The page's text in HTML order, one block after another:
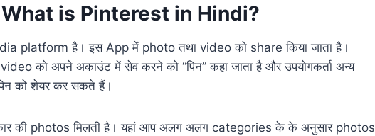
What is Pinterest in Hindi?
platform है। इस App में photo तथा video को share किया जाता है।
को अपने अकाउंट में सेव करने को “पिन” कहा जाता है और उपयोगकर्ता अन्य
को शेयर कर सकते हैं।
की photos मिलती है। यहां आप अलग अलग categories के के अनुसार photos